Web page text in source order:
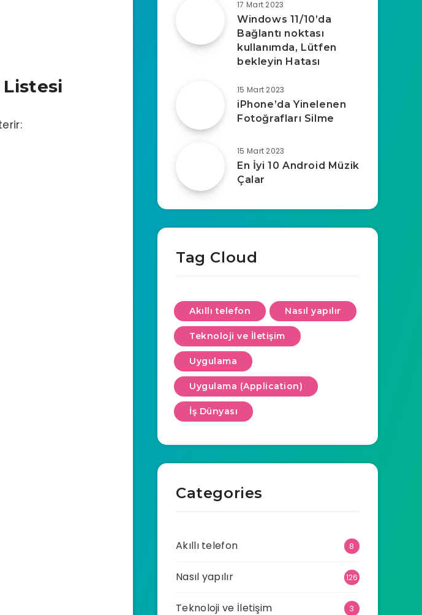
Listesi
17 Mart 2023
Windows 11/10’da
Bağlantı noktası
kullanımda, Lütfen
bekleyin Hatası
15 Mart 2023
iPhone’da Yinelenen
Fotoğrafları Silme
15 Mart 2023
En İyi 10 Android Müzik
Çalar
Tag Cloud
Akıllı telefon Nasıl yapılır
Teknoloji ve İletişim
Uygulama
Uygulama (Application)
İş Dünyası
Categories
Akıllı telefon 8
Nasıl yapılır 126
Teknoloji ve İletişim 3